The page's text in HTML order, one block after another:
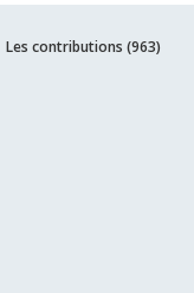
Les contributions (963)